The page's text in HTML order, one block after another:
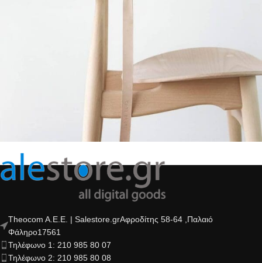
Furniture
A lacus bibendum pulvinar
Theocom A.E.E. | Salestore.grΑφροδίτης 58-64 ,Παλαιό
Φάληρο17561
Τηλέφωνο 1: 210 985 80 07
Τηλέφωνο 2: 210 985 80 08